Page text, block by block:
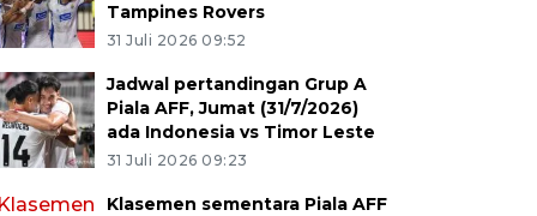
Tampines Rovers
31 Juli 2026 09:52
Jadwal pertandingan Grup A
Piala AFF, Jumat (31/7/2026)
ada Indonesia vs Timor Leste
31 Juli 2026 09:23
Klasemen sementara Piala AFF